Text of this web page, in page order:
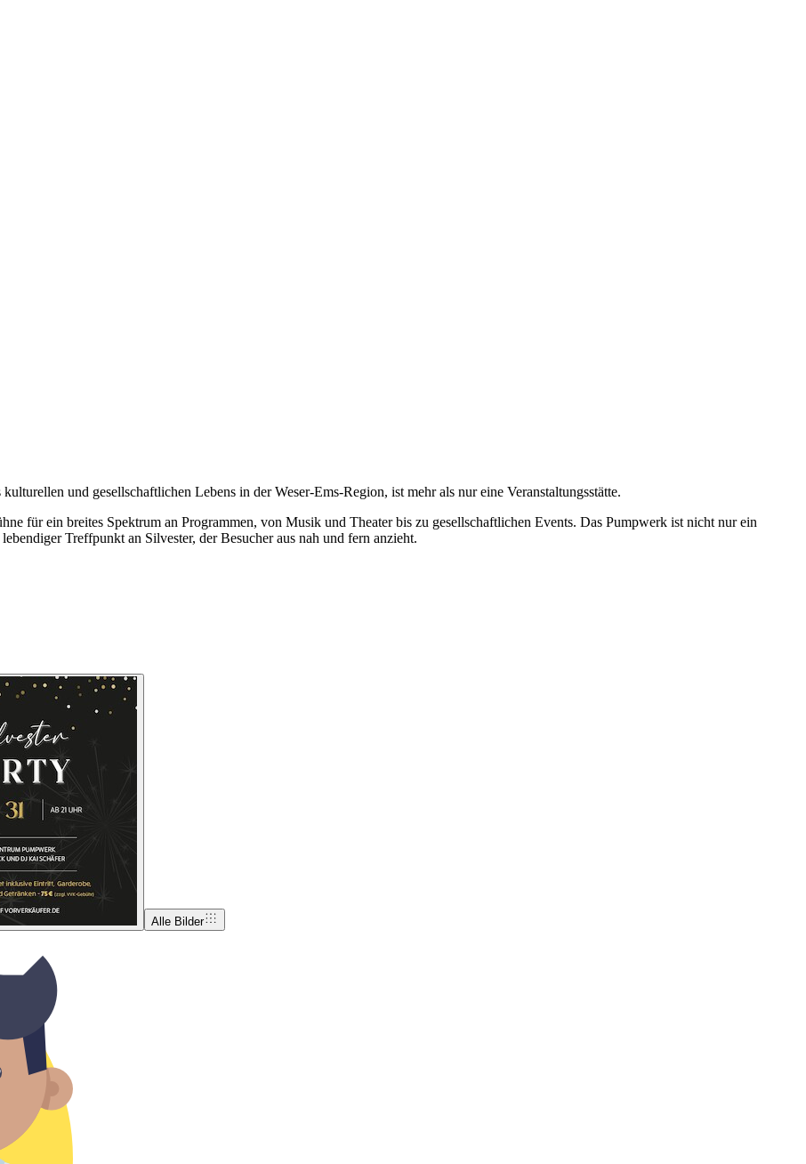
und gesellschaftlichen Lebens in der Weser-Ems-Region, ist mehr als nur eine Veranstaltungsstätte.
für ein breites Spektrum an Programmen, von Musik und Theater bis zu gesellschaftlichen Events. Das Pumpwerk ist nicht nur ein
Treffpunkt an Silvester, der Besucher aus nah und fern anzieht.
Alle Bilder